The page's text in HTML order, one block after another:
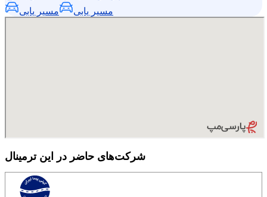
مسیر یابی
مسیر یابی
شرکت‌های حاضر در این ترمینال